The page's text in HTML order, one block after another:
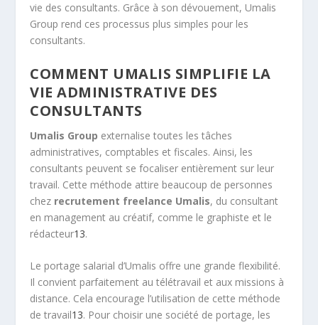
vie des consultants. Grâce à son dévouement, Umalis
Group rend ces processus plus simples pour les
consultants.
COMMENT UMALIS SIMPLIFIE LA
VIE ADMINISTRATIVE DES
CONSULTANTS
Umalis Group externalise toutes les tâches
administratives, comptables et fiscales. Ainsi, les
consultants peuvent se focaliser entièrement sur leur
travail. Cette méthode attire beaucoup de personnes
chez recrutement freelance Umalis, du consultant
en management au créatif, comme le graphiste et le
rédacteur13.
Le portage salarial d’Umalis offre une grande flexibilité.
Il convient parfaitement au télétravail et aux missions à
distance. Cela encourage l’utilisation de cette méthode
de travail13. Pour choisir une société de portage, les